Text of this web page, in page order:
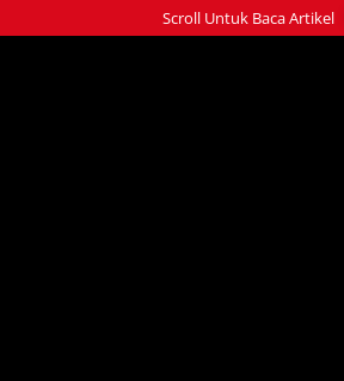
ke
Scroll Untuk Baca Artikel